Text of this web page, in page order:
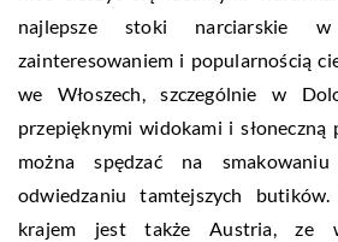
najlepsze stoki narciarskie
zainteresowaniem i popularnością
we Włoszech, szczególnie w
przepięknymi widokami i słoneczną
można spędzać na
odwiedzaniu tamtejszych
krajem jest także Austria, ze